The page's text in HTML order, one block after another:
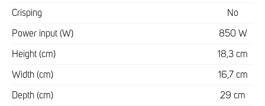
Crisping No
Power input (W) 850 W
Height (cm) 18,3 cm
Width (cm) 16,7 cm
Depth (cm) 29 cm